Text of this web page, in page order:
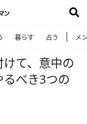
暮らす 占う メ
けて、意中の
べき3つの